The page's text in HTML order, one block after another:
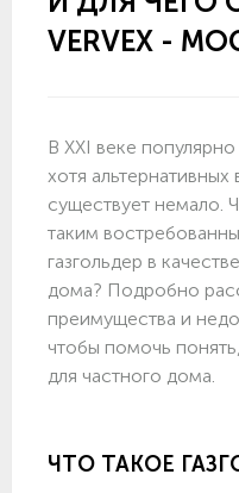
VERVEX -
В XXI веке
хотя
существует немало.
таким
газгольдер в
дома? Подробно
преимущества и
чтобы помочь
для частного дома.
ЧТО ТАКОЕ